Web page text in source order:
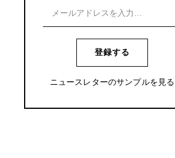
登録する
ニュースレターのサンプルを見る